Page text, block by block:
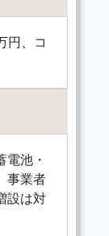
円、コ
電池・
事業者
設は対